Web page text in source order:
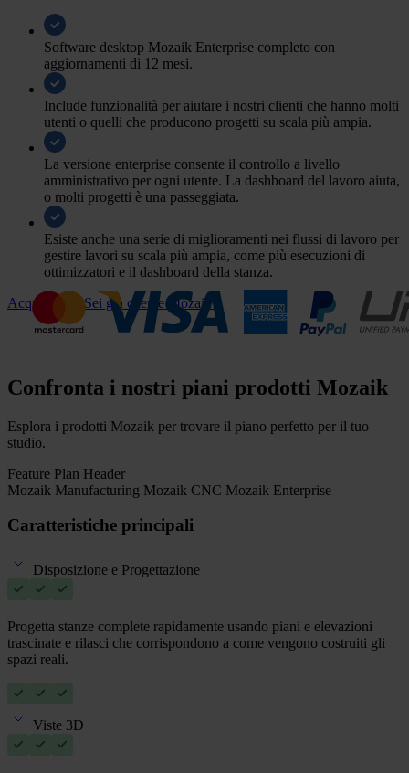
Software desktop Mozaik Enterprise completo con
aggiornamenti di 12 mesi.
Include funzionalità per aiutare i nostri clienti che hanno molti
utenti o quelli che producono progetti su scala più ampia.
La versione enterprise consente il controllo a livello
amministrativo per ogni utente. La dashboard del lavoro aiuta,
o molti progetti è una passeggiata.
Esiste anche una serie di miglioramenti nei flussi di lavoro per
gestire lavori su scala più ampia, come più esecuzioni di
ottimizzatori e il dashboard della stanza.
Acquista oraSei già cliente Mozaik?
Confronta i nostri piani prodotti Mozaik
Esplora i prodotti Mozaik per trovare il piano perfetto per il tuo
studio.
Feature Plan Header
Mozaik Manufacturing Mozaik CNC Mozaik Enterprise
Caratteristiche principali
Disposizione e Progettazione
Progetta stanze complete rapidamente usando piani e elevazioni
trascinate e rilasci che corrispondono a come vengono costruiti gli
spazi reali.
Viste 3D